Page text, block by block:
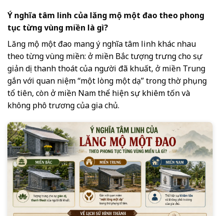
Ý nghĩa tâm linh của lăng mộ một đao theo phong
tục từng vùng miền là gì?
Lăng mộ một đao mang ý nghĩa tâm linh khác nhau
theo từng vùng miền: ở miền Bắc tượng trưng cho sự
giản dị thanh thoát của người đã khuất, ở miền Trung
gắn với quan niệm “một lòng một dạ” trong thờ phụng
tổ tiên, còn ở miền Nam thể hiện sự khiêm tốn và
không phô trương của gia chủ.